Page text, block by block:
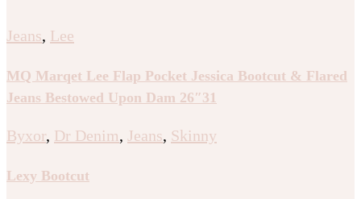
Jeans, Lee
MQ Marqet Lee Flap Pocket Jessica Bootcut & Flared
Jeans Bestowed Upon Dam 26″31
Byxor, Dr Denim, Jeans, Skinny
Lexy Bootcut